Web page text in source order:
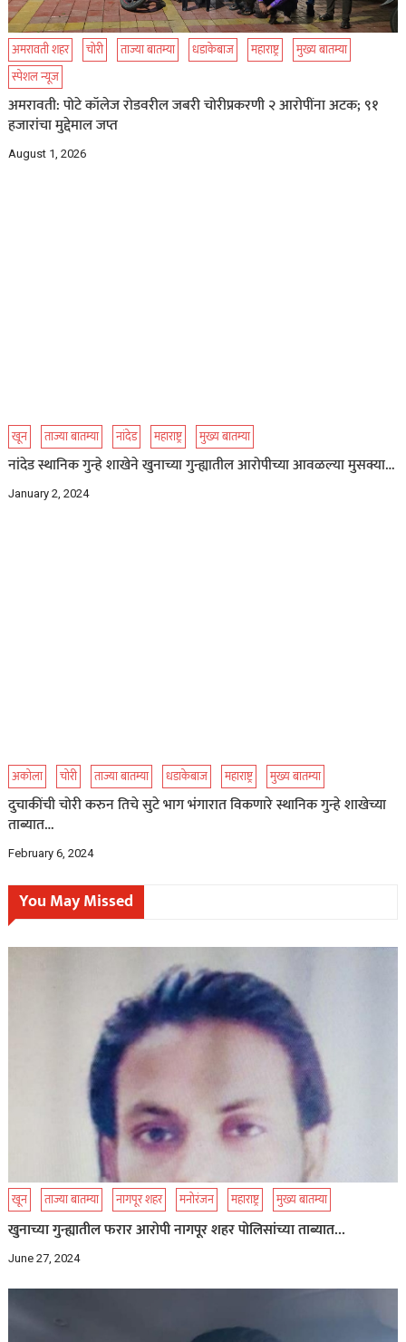
अमरावती शहर चोरी ताज्या बातम्या धडाकेबाज महाराष्ट्र
मुख्य बातम्या
स्पेशल न्यूज
अमरावती: पोटे कॉलेज रोडवरील जबरी चोरीप्रकरणी २ आरोपींना अटक; ९१
हजारांचा मुद्देमाल जप्त
August 1, 2026
खून ताज्या बातम्या नांदेड महाराष्ट्र मुख्य बातम्या
नांदेड स्थानिक गुन्हे शाखेने खुनाच्या गुन्ह्यातील आरोपीच्या आवळल्या मुसक्या…
January 2, 2024
अकोला चोरी ताज्या बातम्या धडाकेबाज महाराष्ट्र मुख्य बातम्या
दुचाकींची चोरी करुन तिचे सुटे भाग भंगारात विकणारे स्थानिक गुन्हे शाखेच्या
ताब्यात…
February 6, 2024
You May Missed
खून ताज्या बातम्या नागपूर शहर मनोरंजन महाराष्ट्र मुख्य बातम्या
खुनाच्या गुन्ह्यातील फरार आरोपी नागपूर शहर पोलिसांच्या ताब्यात…
June 27, 2024